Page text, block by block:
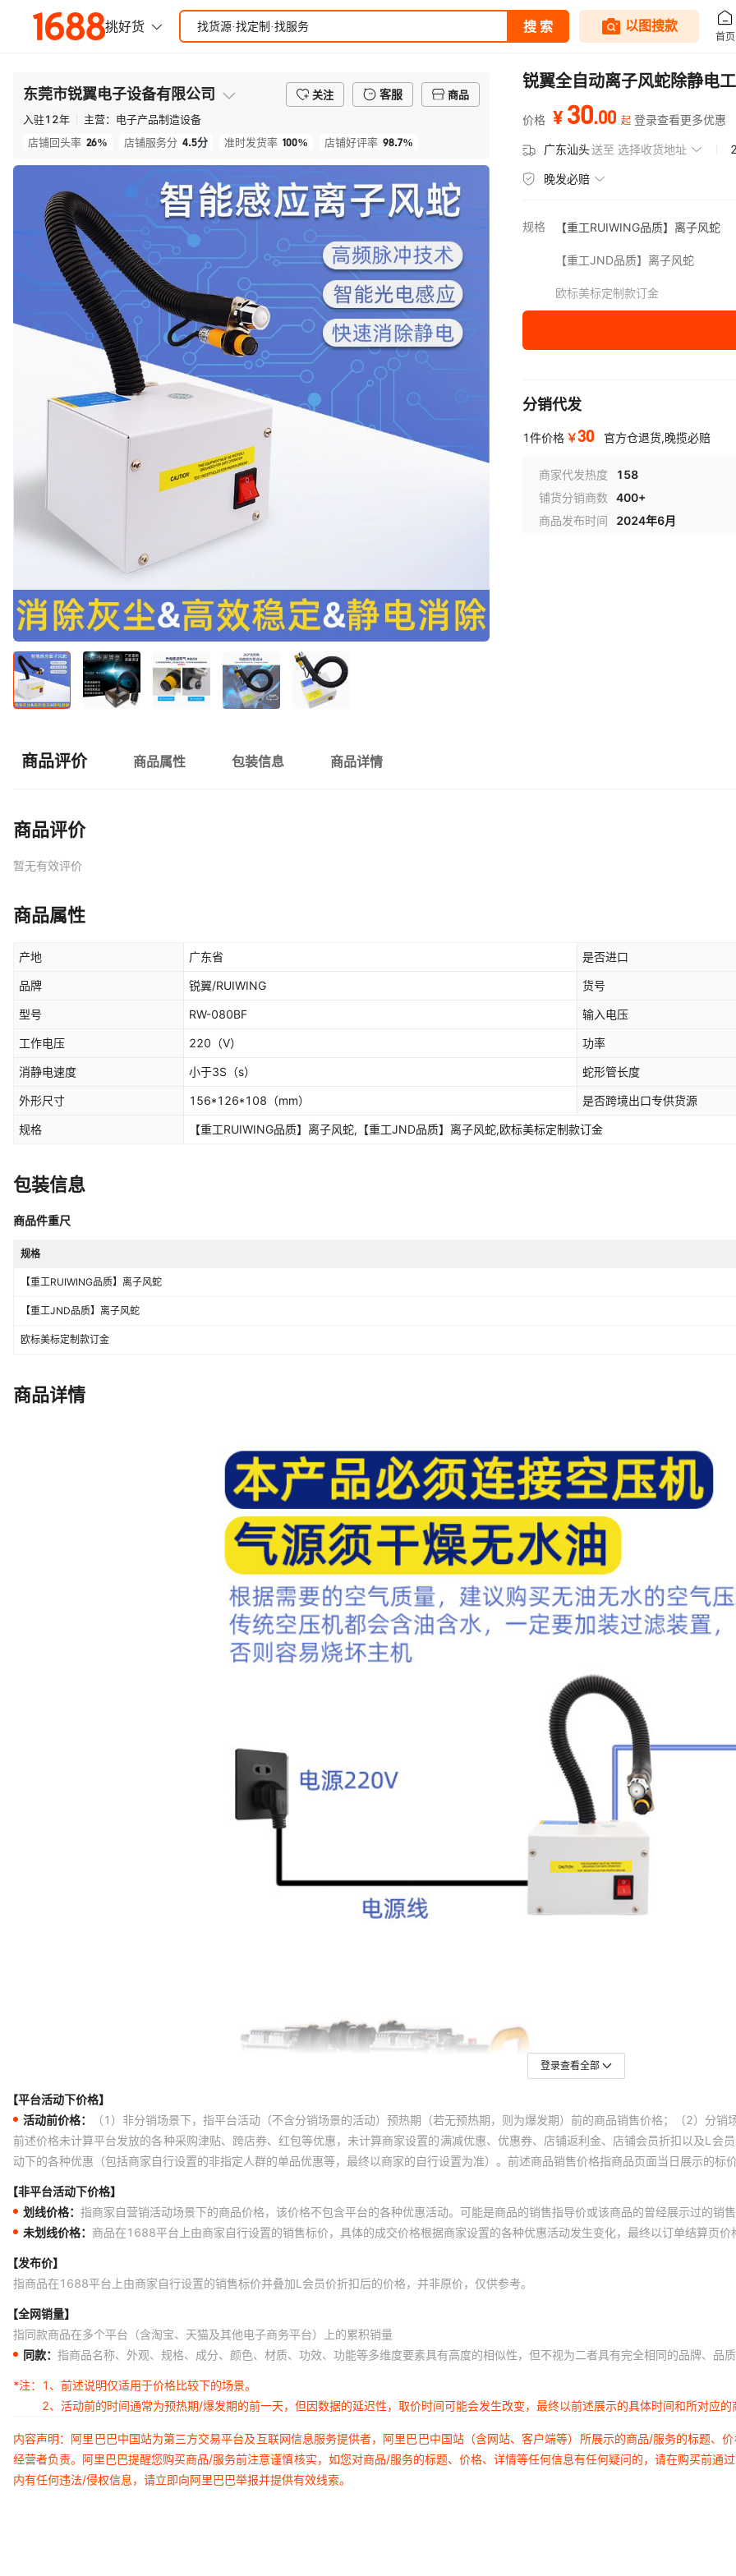
东莞市锐翼电子设备有限公司 关注 客服
商品
入驻12年 主营： 电子产品制造设备
店铺回头率 26% 店铺服务分 4.5分 准时发货率 100% 店铺好评率 98.7%
锐翼全自动离子风蛇除静电
价格 ¥ 30.00 起 登录查看更多优惠
广东汕头送至 选择收货地址
晚发必赔
规格 【重工RUIWING品质】离子风蛇
【重工JND品质】离子风蛇
欧标美标定制款订金
分销代发
1件价格 ￥30 官方仓退货,晚揽必赔
商家代发热度
158
铺货分销商数 400+
商品发布时间
2024年6月
商品评价 商品属性 包装信息 商品详情
商品评价
暂无有效评价
商品属性
产地 广东省 是否进口
品牌 锐翼/RUIWING 货号
型号 RW-080BF 输入电压
工作电压 220 （V） 功率
消静电速度 小于3S （s） 蛇形管长度
外形尺寸 156*126*108 （mm） 是否跨境出口专供货源
规格 【重工RUIWING品质】离子风蛇,【重工JND品质】离子风蛇,欧标美标定制款订金
包装信息
商品件重尺
规格
【重工RUIWING品质】离子风蛇
【重工JND品质】离子风蛇
欧标美标定制款订金
商品详情
登录查看全部
【平台活动下价格】
活动前价格：
（1）非分销场景下，指平台活动（不含分销场景的活动）预热期（若无预热期，则为爆发期）前的商品销售价格；（2）分
前述价格未计算平台发放的各种采购津贴、跨店券、红包等优惠，未计算商家设置的满减优惠、优惠券、店铺返利金、店铺会员折扣以及L会
动下的各种优惠（包括商家自行设置的非指定人群的单品优惠等，最终以商家的自行设置为准）。前述商品销售价格指商品页面当日展示的
【非平台活动下价格】
划线价格： 指商家自营销活动场景下的商品价格，该价格不包含平台的各种优惠活动。可能是商品的销售指导价或该商品的曾经展示过的销
未划线价格： 商品在1688平台上由商家自行设置的销售标价，具体的成交价格根据商家设置的各种优惠活动发生变化，最终以订单结算页价
【发布价】
指商品在1688平台上由商家自行设置的销售标价并叠加L会员价折扣后的价格，并非原价，仅供参考。
【全网销量】
指同款商品在多个平台（含淘宝、天猫及其他电子商务平台）上的累积销量
同款： 指商品名称、外观、规格、成分、颜色、材质、功效、功能等多维度要素具有高度的相似性，但不视为二者具有完全相同的品牌、品
*注：
1、前述说明仅适用于价格比较下的场景。
2、活动前的时间通常为预热期/爆发期的前一天，但因数据的延迟性，取价时间可能会发生改变，最终以前述展示的具体时间和所对应的
内容声明：阿里巴巴中国站为第三方交易平台及互联网信息服务提供者，阿里巴巴中国站（含网站、客户端等）所展示的商品/服务的标题、
经营者负责。阿里巴巴提醒您购买商品/服务前注意谨慎核实，如您对商品/服务的标题、价格、详情等任何信息有任何疑问的，请在购买前通
内有任何违法/侵权信息，请立即向阿里巴巴举报并提供有效线索。